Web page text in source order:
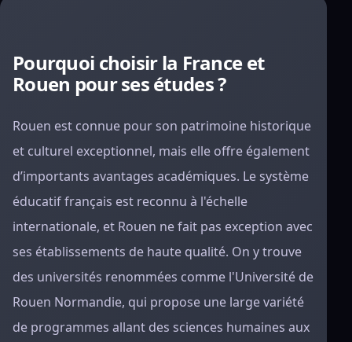
Pourquoi choisir la France et
Rouen pour ses études ?
Rouen est connue pour son patrimoine historique
et culturel exceptionnel, mais elle offre également
d’importants avantages académiques. Le système
éducatif français est reconnu à l'échelle
internationale, et Rouen ne fait pas exception avec
ses établissements de haute qualité. On y trouve
des universités renommées comme l'Université de
Rouen Normandie, qui propose une large variété
de programmes allant des sciences humaines aux